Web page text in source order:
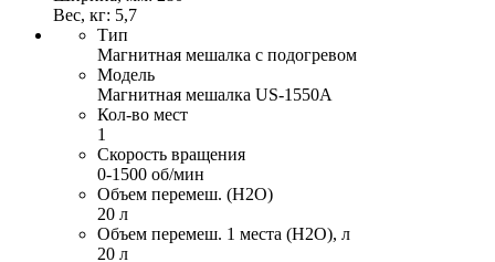
Вес, кг: 5,7
Тип
Магнитная мешалка с подогревом
Модель
Магнитная мешалка US-1550A
Кол-во мест
1
Скорость вращения
0-1500 об/мин
Объем перемеш. (H2O)
20 л
Объем перемеш. 1 места (H2O), л
20 л